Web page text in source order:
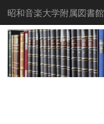
昭和音楽大学附属図書館